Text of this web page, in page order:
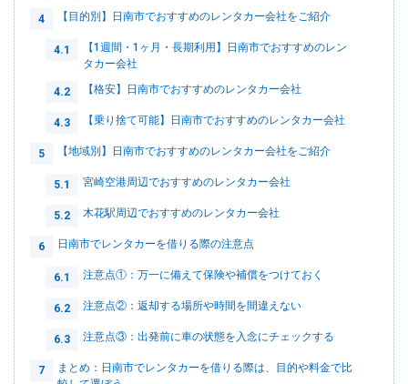
4 【目的別】日南市でおすすめのレンタカー会社をご紹介
4.1
【1週間・1ヶ月・長期利用】日南市でおすすめのレン
タカー会社
4.2 【格安】日南市でおすすめのレンタカー会社
4.3 【乗り捨て可能】日南市でおすすめのレンタカー会社
5 【地域別】日南市でおすすめのレンタカー会社をご紹介
5.1 宮崎空港周辺でおすすめのレンタカー会社
5.2 木花駅周辺でおすすめのレンタカー会社
6 日南市でレンタカーを借りる際の注意点
6.1 注意点①：万一に備えて保険や補償をつけておく
6.2 注意点②：返却する場所や時間を間違えない
6.3 注意点③：出発前に車の状態を入念にチェックする
7
まとめ：日南市でレンタカーを借りる際は、目的や料金で比